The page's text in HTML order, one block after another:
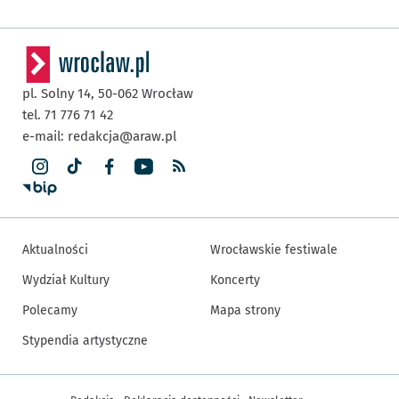
pl. Solny 14, 50-062 Wrocław
tel. 71 776 71 42
e-mail: redakcja@araw.pl
Aktualności
Wydział Kultury
Polecamy
Stypendia artystyczne
Wrocławskie festiwale
Koncerty
Mapa strony
Inne informacje